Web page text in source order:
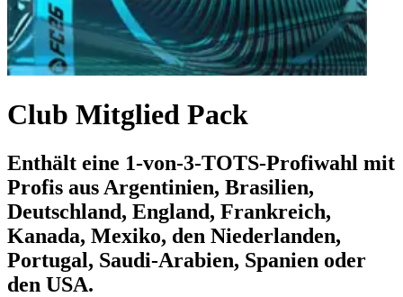
Club Mitglied Pack
Enthält eine 1-von-3-TOTS-Profiwahl mit
Profis aus Argentinien, Brasilien,
Deutschland, England, Frankreich,
Kanada, Mexiko, den Niederlanden,
Portugal, Saudi-Arabien, Spanien oder
den USA.